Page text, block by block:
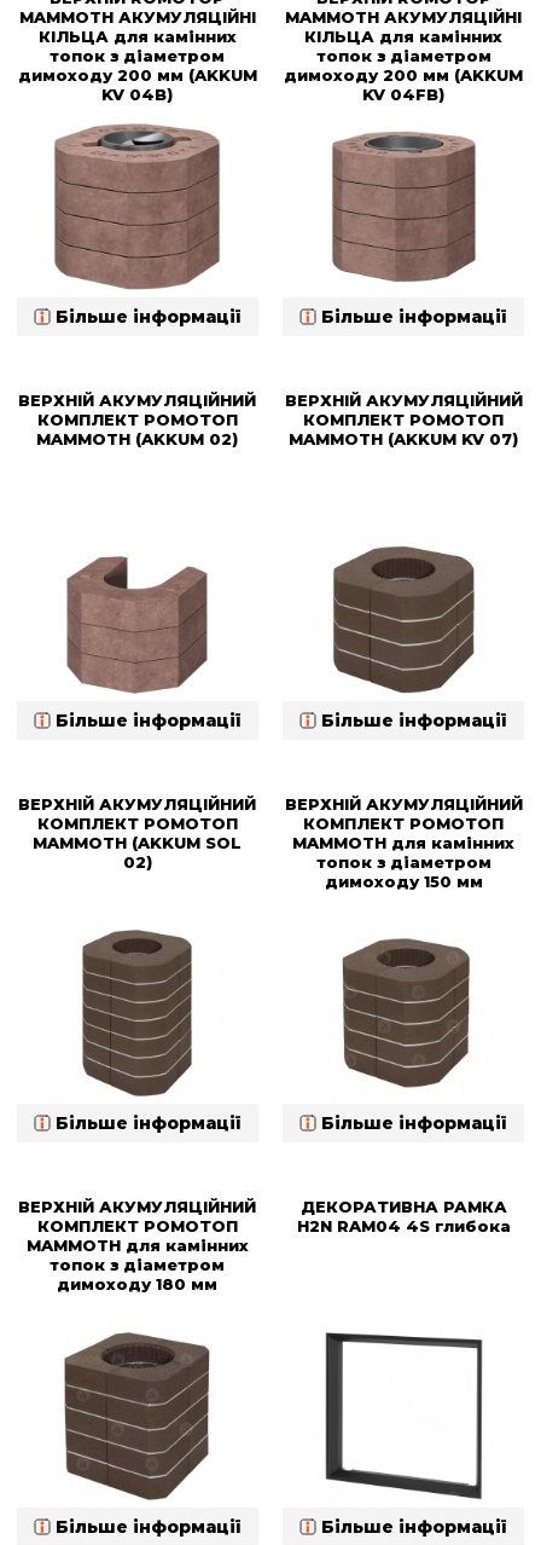
MAMMOTH АКУМУЛЯЦІЙНІ
КІЛЬЦА для камінних
топок з діаметром
димоходу 200 мм (AKKUM
KV 04B)
Більше інформації
MAMMOTH АКУМУЛЯЦІЙНІ
КІЛЬЦА для камінних
топок з діаметром
димоходу 200 мм (AKKUM
KV 04FB)
Більше інформації
ВЕРХНІЙ АКУМУЛЯЦІЙНИЙ
КОМПЛЕКТ РОМОТОП
MAMMOTH (AKKUM 02)
Більше інформації
ВЕРХНІЙ АКУМУЛЯЦІЙНИЙ
КОМПЛЕКТ РОМОТОП
MAMMOTH (AKKUM KV 07)
Більше інформації
ВЕРХНІЙ АКУМУЛЯЦІЙНИЙ
КОМПЛЕКТ РОМОТОП
MAMMOTH (AKKUM SOL
02)
Більше інформації
ВЕРХНІЙ АКУМУЛЯЦІЙНИЙ
КОМПЛЕКТ РОМОТОП
MAMMOTH для камінних
топок з діаметром
димоходу 150 мм
Більше інформації
ВЕРХНІЙ АКУМУЛЯЦІЙНИЙ
КОМПЛЕКТ РОМОТОП
MAMMOTH для камінних
топок з діаметром
димоходу 180 мм
Більше інформації
ДЕКОРАТИВНА РАМКА
H2N RAM04 4S глибока
Більше інформації